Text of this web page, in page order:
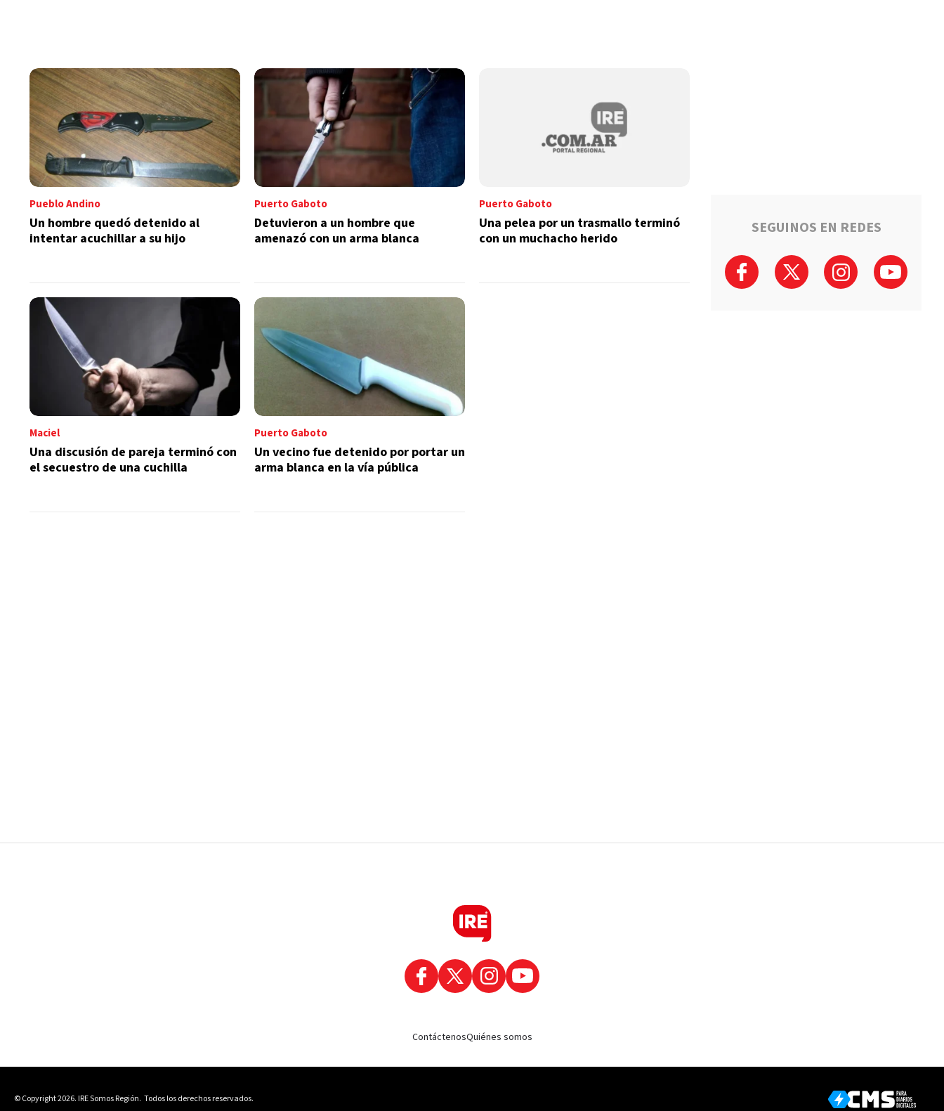
Pueblo Andino
Un hombre quedó detenido al
intentar acuchillar a su hijo
Puerto Gaboto
Detuvieron a un hombre que
amenazó con un arma blanca
Puerto Gaboto
Una pelea por un trasmallo terminó
con un muchacho herido
Maciel
Una discusión de pareja terminó con
el secuestro de una cuchilla
Puerto Gaboto
Un vecino fue detenido por portar un
arma blanca en la vía pública
SEGUINOS EN REDES
ContáctenosQuiénes somos
© Copyright 2026. IRE Somos Región. Todos los derechos reservados.